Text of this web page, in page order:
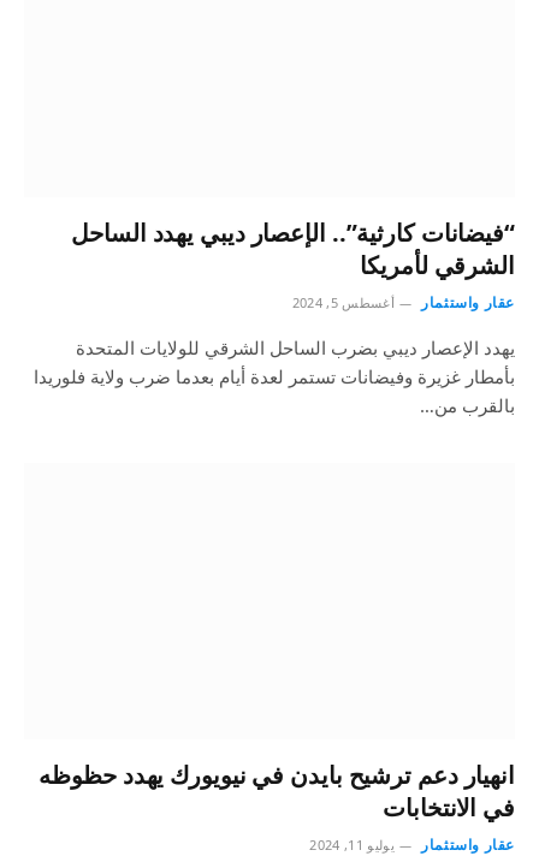
“فيضانات كارثية”.. الإعصار ديبي يهدد الساحل
الشرقي لأمريكا
عقار واستثمار أغسطس 5, 2024
يهدد الإعصار ديبي بضرب الساحل الشرقي للولايات المتحدة
بأمطار غزيرة وفيضانات تستمر لعدة أيام بعدما ضرب ولاية فلوريدا
بالقرب من…
انهيار دعم ترشيح بايدن في نيويورك يهدد حظوظه
في الانتخابات
عقار واستثمار يوليو 11, 2024